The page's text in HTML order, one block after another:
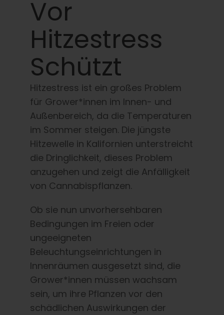
Presse
Über
Pheno-Jagd
Erhaltung der karibischen Genetik
Kontakt
Deutsch
nach:
Vor
Hitzestress
Schützt
Hitzestress ist ein großes Problem
für Grower*innen im Innen- und
Außenbereich, da die Temperaturen
im Sommer steigen. Die jüngste
Hitzewelle in Kalifornien unterstreicht
die Dringlichkeit, dieses Problem
anzugehen und zeigt die Anfälligkeit
von Cannabispflanzen.
Ob sie nun unvorhersehbaren
Bedingungen im Freien oder
ungeeigneten
Beleuchtungseinrichtungen in
Innenräumen ausgesetzt sind, die
Grower*innen müssen wachsam
sein, um ihre Pflanzen vor den
schädlichen Auswirkungen der